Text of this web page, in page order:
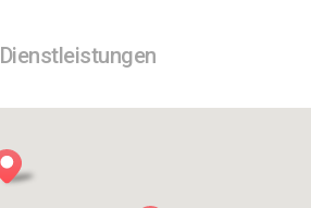
Dienstleistungen